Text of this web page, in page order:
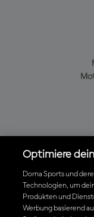
Optimiere
Dorna Sports und
Technologien, um
Produkten und
Werbung basierend